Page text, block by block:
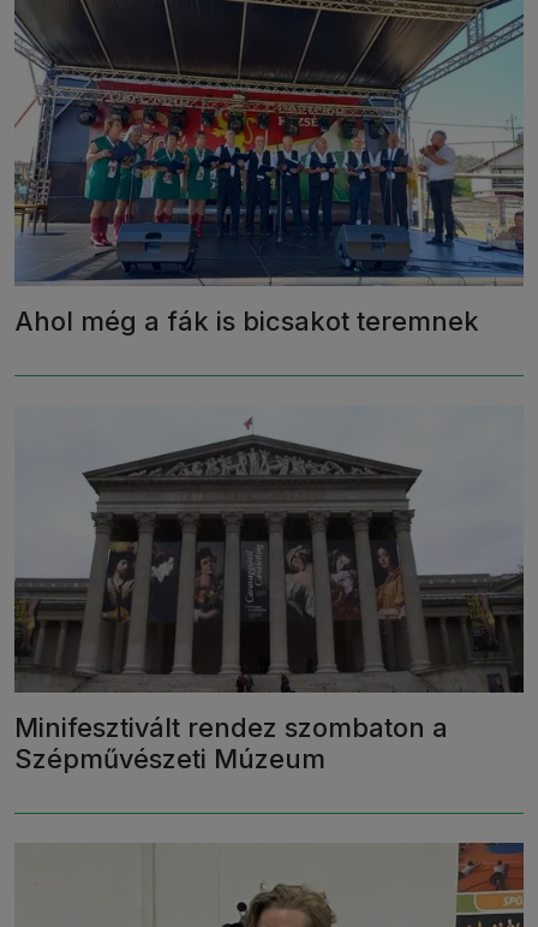
Ahol még a fák is bicsakot teremnek
Minifesztivált rendez szombaton a
Szépművészeti Múzeum